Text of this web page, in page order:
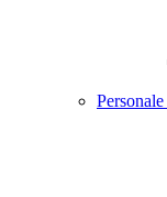
Personale